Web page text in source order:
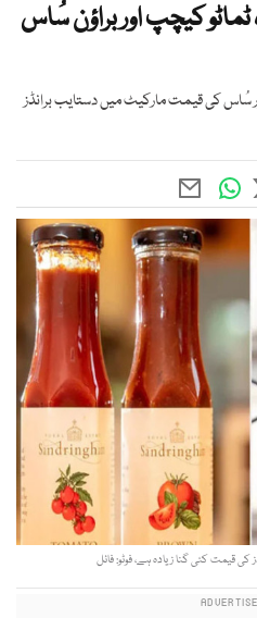
ٹماٹو کیچپ اور براؤن سُاس
سُاس کی قیمت مارکیٹ میں دستایب برانڈز
کی قیمت کئی گنا زیادہ ہے، فوٹو: فائل